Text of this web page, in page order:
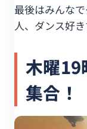
最後はみんな
人、ダンス好
木曜19
集合！